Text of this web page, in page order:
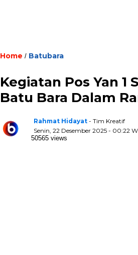
Home / Batubara
Kegiatan Pos Yan 1
Batu Bara Dalam
Rahmat Hidayat - Tim Kreatif
Senin, 22 Desember 2025 - 00:22
50565 views